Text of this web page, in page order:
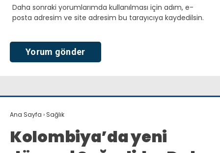
Daha sonraki yorumlarımda kullanılması için adım, e-
posta adresim ve site adresim bu tarayıcıya kaydedilsin.
Ana Sayfa › Sağlık
Kolombiya’da yeni